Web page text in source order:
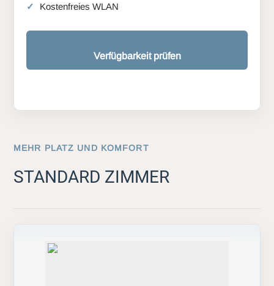
Kostenfreies WLAN
Verfügbarkeit prüfen
MEHR PLATZ UND KOMFORT
STANDARD ZIMMER